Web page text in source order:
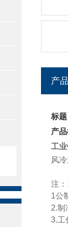
产
标
产
工
风
注：
1公
2.制
3.工